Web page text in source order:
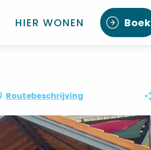
HIER WONEN Boek
Routebeschrijving